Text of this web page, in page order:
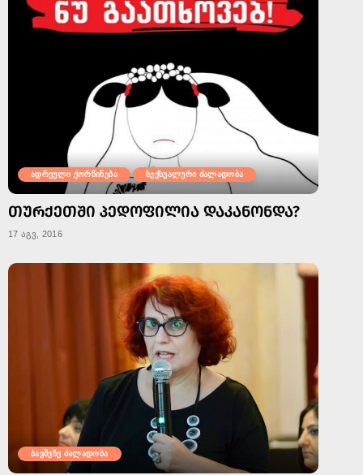
ადრეული ქორწინება სექსუალური ძალადობა
ᲗᲣᲠᲥᲔᲗᲨᲘ ᲞᲔᲓᲝᲤᲘᲚᲘᲐ ᲓᲐᲙᲐᲜᲝᲜᲓᲐ?
17 აგვ, 2016
ბავშვზე ძალადობა